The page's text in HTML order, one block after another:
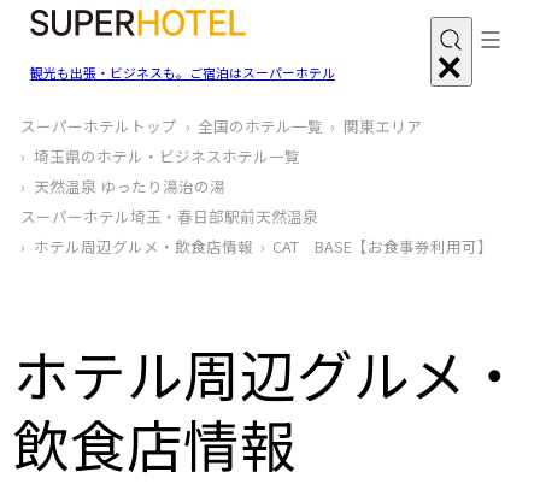
観光も出張・ビジネスも。ご宿泊はスーパーホテル
スーパーホテルトップ 全国のホテル一覧
関東エリア
埼玉県のホテル・ビジネスホテル一覧
天然温泉 ゆったり湯治の湯
スーパーホテル埼玉・春日部駅前天然温泉
ホテル周辺グルメ‧飲食店情報
CAT BASE【お食事券利用可】
ホテル周辺グルメ‧
飲食店情報